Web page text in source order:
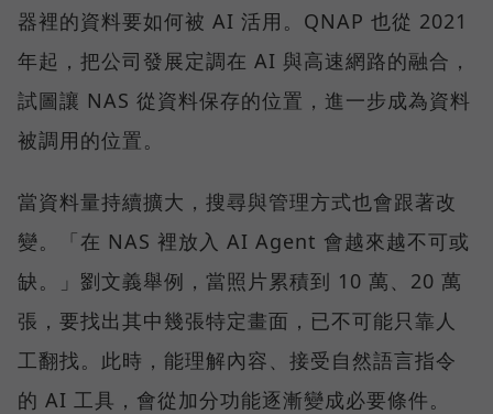
器裡的資料要如何被 AI 活用。QNAP 也從 2021
年起，把公司發展定調在 AI 與高速網路的融合，
試圖讓 NAS 從資料保存的位置，進一步成為資料
被調用的位置。
當資料量持續擴大，搜尋與管理方式也會跟著改
變。「在 NAS 裡放入 AI Agent 會越來越不可或
缺。」劉文義舉例，當照片累積到 10 萬、20 萬
張，要找出其中幾張特定畫面，已不可能只靠人
工翻找。此時，能理解內容、接受自然語言指令
的 AI 工具，會從加分功能逐漸變成必要條件。